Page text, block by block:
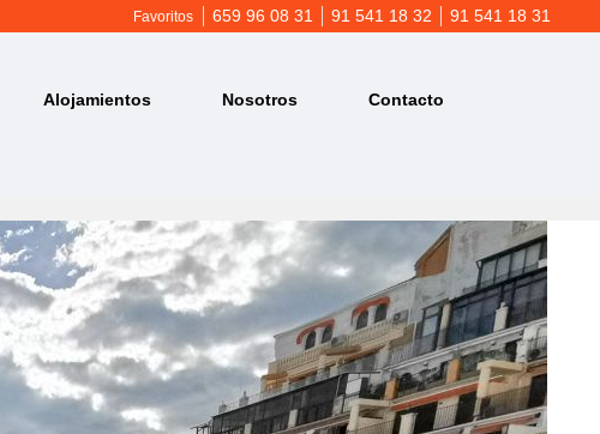
91 541 18 31
91 541 18 32
659 96 08 31
Favoritos
Alojamientos Nosotros Contacto